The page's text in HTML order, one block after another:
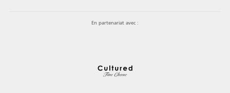
En partenariat avec :